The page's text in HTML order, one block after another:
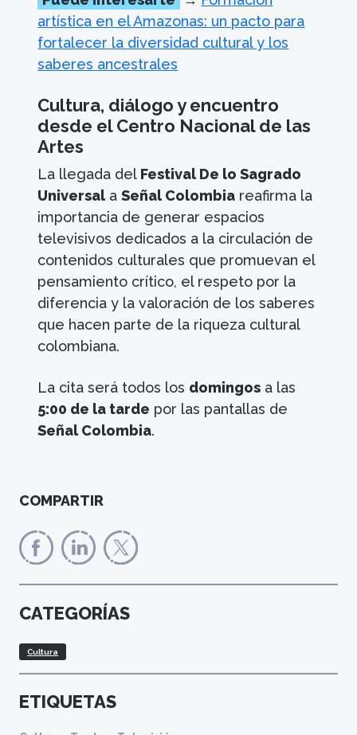
artística en el Amazonas: un pacto para
fortalecer la diversidad cultural y los
saberes ancestrales
Cultura, diálogo y encuentro
desde el Centro Nacional de las
Artes
La llegada del Festival De lo Sagrado
Universal aSeñal Colombia reafirma la
importancia de generar espacios
televisivos dedicados a la circulación de
contenidos culturales que promuevan el
pensamiento crítico, el respeto por la
diferencia y la valoración de los saberes
que hacen parte de la riqueza cultural
colombiana.
La cita será todos los domingos a las
5:00 de la tarde por las pantallas de
Señal Colombia.
COMPARTIR
CATEGORÍAS
Cultura
ETIQUETAS